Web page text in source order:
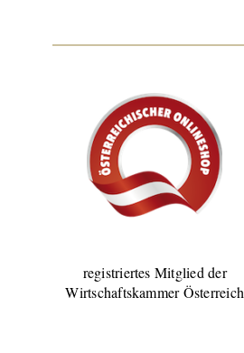
registriertes Mitglied der
Wirtschaftskammer Österreich